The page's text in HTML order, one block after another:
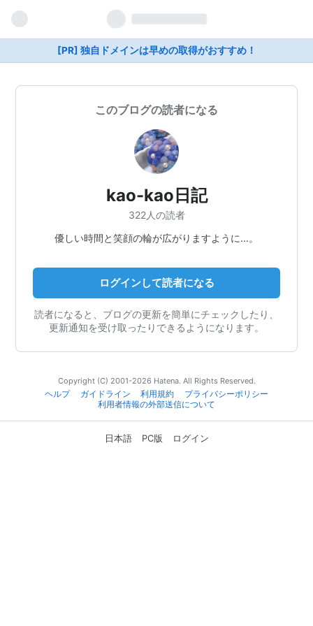
[PR] 独自ドメインは早めの取得がおすすめ！
このブログの読者になる
kao-kao日記
322人の読者
優しい時間と笑顔の輪が広がりますように…。
ログインして読者になる
読者になると、ブログの更新を簡単にチェックしたり、
更新通知を受け取ったりできるようになります。
Copyright (C) 2001-2026 Hatena. All Rights Reserved.
ヘルプ
ガイドライン 利用規約
プライバシーポリシー
利用者情報の外部送信について
日本語 PC版 ログイン